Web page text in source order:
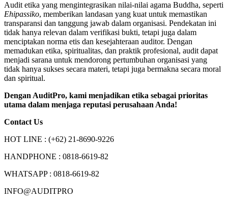
Audit etika yang mengintegrasikan nilai-nilai agama Buddha, seperti
Ehipassiko, memberikan landasan yang kuat untuk memastikan
transparansi dan tanggung jawab dalam organisasi. Pendekatan ini
tidak hanya relevan dalam verifikasi bukti, tetapi juga dalam
menciptakan norma etis dan kesejahteraan auditor. Dengan
memadukan etika, spiritualitas, dan praktik profesional, audit dapat
menjadi sarana untuk mendorong pertumbuhan organisasi yang
tidak hanya sukses secara materi, tetapi juga bermakna secara moral
dan spiritual.
Dengan AuditPro, kami menjadikan etika sebagai prioritas
utama dalam menjaga reputasi perusahaan Anda!
Contact Us
HOT LINE : (+62) 21-8690-9226
HANDPHONE : 0818-6619-82
WHATSAPP : 0818-6619-82
INFO@AUDITPRO